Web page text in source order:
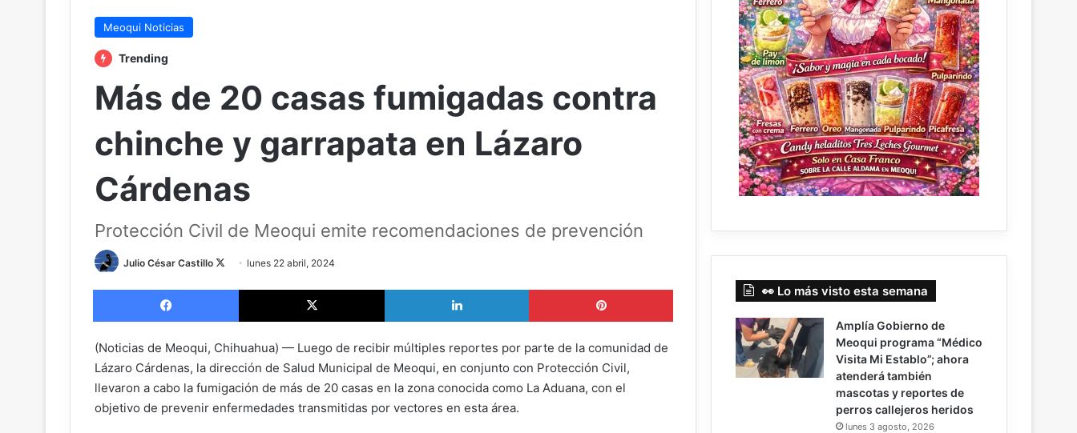
Meoqui Noticias
Trending
Más de 20 casas fumigadas contra
chinche y garrapata en Lázaro
Cárdenas
Protección Civil de Meoqui emite recomendaciones de prevención
Julio César Castillo
l
n
X
lunes 22 abril, 2024
Facebook X LinkedIn
(Noticias de Meoqui, Chihuahua) — Luego de recibir múltiples reportes por parte de la comunidad de
Lázaro Cárdenas, la dirección de Salud Municipal de Meoqui, en conjunto con Protección Civil,
llevaron a cabo la fumigación de más de 20 casas en la zona conocida como La Aduana, con el
objetivo de prevenir enfermedades transmitidas por vectores en esta área.
👀 Lo más visto esta semana
Amplía Gobierno de
Meoqui programa “Médico
Visita Mi Establo”; ahora
atenderá también
mascotas y reportes de
perros callejeros heridos
lunes 3 agosto, 2026